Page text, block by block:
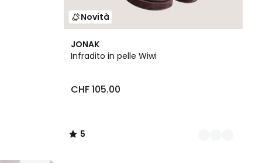
Novità
JONAK
Infradito in pelle Wiwi
CHF 105.00
5
/
2
Colori
5
/